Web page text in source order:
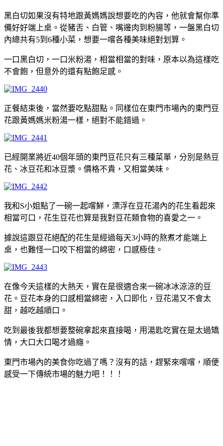
黑白切如果沒有特地跟黃媽媽說想要吃的內容，他就會幫你準
備好好端上桌。從豬舌、白管、嘴邊肉到粉腸等，一盤黑白切
內總共有5到6種小菜，想要一嚐各種美味絕對划算。
一口黑白切，一口米粉湯，相當相當的對味，原本以為這樣吃
不會飽，但意外的還有點飽足感。
正餐結束後，當然要吃點甜點。同樣位在東門市場內的東門豆
花跟黃媽媽米粉湯一樣，絕對不能錯過。
已經開業將近40個年頭的東門豆花只有三種菜單，分別是熱豆
花、冰豆花和冰豆漿。價格不貴，又相當美味。
我和S小姐點了一碗一起嚐鮮，漂浮在豆花湯內的花生看起來
相當可口，花生豆花也算是我對豆花類食物的喜愛之一。
據說這跟豆花絕配的花生是經過每天3小時的熬煮才能端上
桌，也難怪一口咬下相當的綿密，口感極佳。
在像今天這樣的大熱天，實在是很適合來一碗冰冰涼涼的豆
花。豆花本身的口感相當綿密，入口即化，豆花湯又不會太
甜，越吃越順口。
吃到最後我都想要整碗拿起來直接喝，用湯匙吃實在是太過矯
情，大口大口喝才過癮。
東門市場內的美食你吃過了嗎？沒有的話，趕緊來嚐嚐，順便
感受一下傳統市場的魅力吧！！！